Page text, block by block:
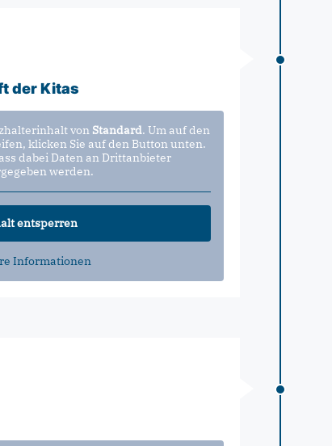
der Kitas
von Standard. Um auf den
klicken Sie auf den Button unten.
dabei Daten an Drittanbieter
werden.
entsperren
Informationen